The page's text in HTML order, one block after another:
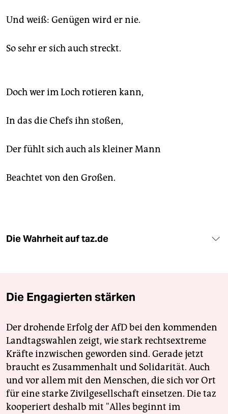
Und weiß: Genügen wird er nie.
So sehr er sich auch streckt.
Doch wer im Loch rotieren kann,
In das die Chefs ihn stoßen,
Der fühlt sich auch als kleiner Mann
Beachtet von den Großen.
Die Wahrheit auf taz.de
Die Engagierten stärken
Der drohende Erfolg der AfD bei den kommenden
Landtagswahlen zeigt, wie stark rechtsextreme
Kräfte inzwischen geworden sind. Gerade jetzt
braucht es Zusammenhalt und Solidarität. Auch
und vor allem mit den Menschen, die sich vor Ort
für eine starke Zivilgesellschaft einsetzen. Die taz
kooperiert deshalb mit "Alles beginnt im